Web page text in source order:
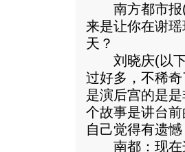
南方都市报(
来是让你在谢
天？
刘晓庆(以下
过好多，不稀
是演后宫的是
个故事是讲台
自己觉得有遗
南都：现在